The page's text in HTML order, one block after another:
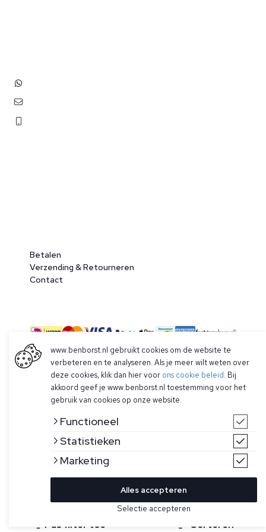
Pas filter toe Sorteren
Betalen
Verzending & Retourneren
Contact
© 2026 Ben Borst
|Algemene voorwaarden Privacy Policy
www.benborst.nl gebruikt cookies om de website te
verbeteren en te analyseren. Als je meer wilt weten over
deze cookies, klik dan hier voor ons cookie beleid. Bij
akkoord geef je www.benborst.nl toestemming voor het
gebruik van cookies op onze website.
Functioneel
Statistieken
Marketing
Selectie accepteren
Alles accepteren